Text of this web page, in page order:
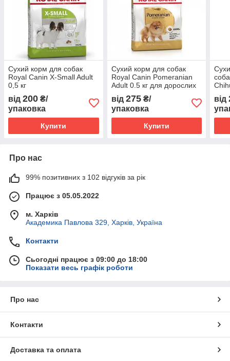
Сухий корм для собак
Royal Canin X-Small Adult
0,5 кг
від 200 ₴/
упаковка
Купити
Сухий корм для собак
Royal Canin Pomeranian
Adult 0.5 кг для дорослих
більше 8 місяців
від 275₴/
упаковка
Купити
від
Про нас
99% позитивних з 102 відгуків за рік
Працює з 05.05.2022
м. Харків
Академика Павлова 329, Харків, Україна
Контакти
Сьогодні працює з 09:00 до 18:00
Показати весь графік роботи
Про нас
Контакти
Доставка та оплата